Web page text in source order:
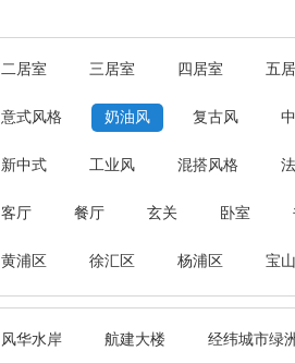
二居室 三居室 四居室 五
意式风格 奶油风 复古风
新中式 工业风 混搭风格
客厅 餐厅 玄关 卧室
黄浦区 徐汇区 杨浦区 宝
风华水岸 航建大楼 经纬城市绿